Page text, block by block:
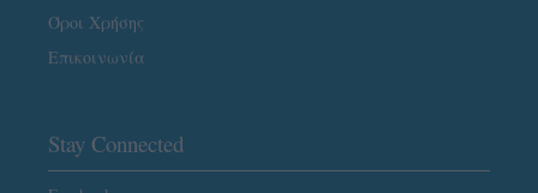
Όροι Χρήσης
Επικοινωνία
Stay Connected